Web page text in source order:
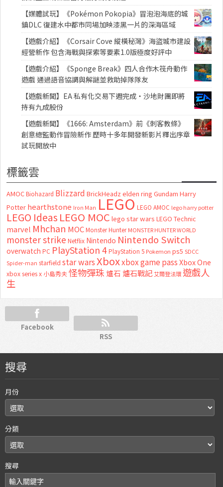
【媒體試玩】《Pokémon Pokopia》冒泡泡海底的城
鎮DLC 復建水中都市同場加映漆黑一片的深海區域
【遊戲介紹】《Corsair Cove 縱橫秘灣》海盜城市建設
經營新作 包含海戰與探索等要素1.0版極度好評中
【遊戲介紹】《Sponge Break》四人合作木筏舟動作
遊戲 通過語音協調與解謎並救助掉隊隊友
【遊戲新聞】EA 私有化交易下週完成・沙地財團即將
持有九成股份
【遊戲新聞】《1666: Amsterdam》前《刺客教條》
創意總監動作冒險新作 歷時十多年開發新影片釋出序章
試玩開放中
標籤雲
AMOC Biohazard Blizzard BrickHeadz elden ring Gundam Harry
Potter hearthstone Iron Man LEGO LEGO AMOC lego harry potter
LEGO Ideas LEGO MOC lego star wars LEGO Technic
marvel Mhchan MOC Monster Hunter MONSTER HUNTER WORLD
monster strike Netflix Nintendo Nintendo Switch
overwatch PC PlayStation 4 PlayStation 5 Pokemon ps5 SDCC
Spider-man starfield star warsXboxxbox game passXbox One
xbox series x 小島秀夫怪物彈珠 爐石 爐石戰記艾爾登法環 遊戲人
生
Facebook
RSS
搜尋
月份
分類
搜尋